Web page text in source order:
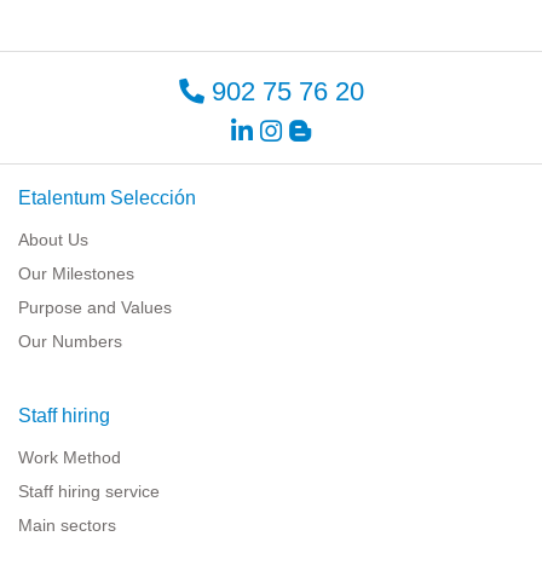
902 75 76 20
Etalentum Selección
About Us
Our Milestones
Purpose and Values
Our Numbers
Staff hiring
Work Method
Staff hiring service
Main sectors